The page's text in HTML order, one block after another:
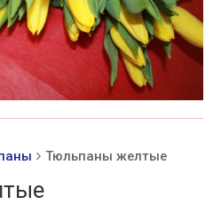
Тюльпаны желтые